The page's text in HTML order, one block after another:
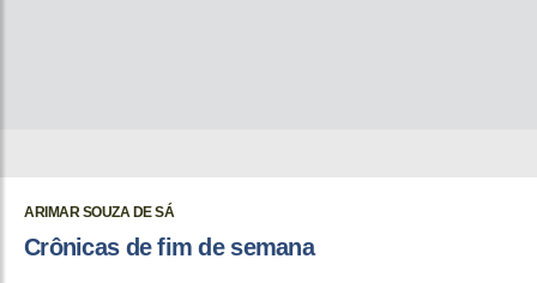
ARIMAR SOUZA DE SÁ
Crônicas de fim de semana